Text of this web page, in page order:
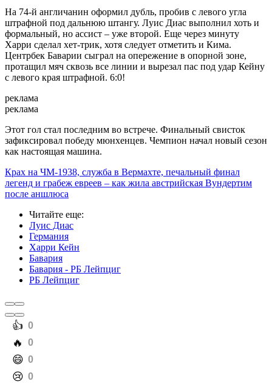
На 74-й англичанин оформил дубль, пробив с левого угла
штрафной под дальнюю штангу. Луис Диас выполнил хоть и
формальный, но ассист – уже второй. Еще через минуту
Харри сделал хет-трик, хотя следует отметить и Кима.
Центрбек Баварии сыграл на опережение в опорной зоне,
протащил мяч сквозь все линии и вырезал пас под удар Кейну
с левого края штрафной. 6:0!
реклама
реклама
Этот гол стал последним во встрече. Финальный свисток
зафиксировал победу мюнхенцев. Чемпион начал новый сезон
как настоящая машина.
Крах на ЧМ-1938, служба в Вермахте, печальный финал
легенд и грабеж евреев – как жила австрийская Вундертим
после аншлюса
Читайте еще:
Луис Диас
Германия
Харри Кейн
Бавария
Бавария - РБ Лейпциг
РБ Лейпциг
️👍 0
️🔥 0
️😄 0
️😢 0